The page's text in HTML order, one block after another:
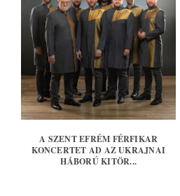
A SZENT EFRÉM FÉRFIKAR
KONCERTET AD AZ UKRAJNAI
HÁBORÚ KITÖR...